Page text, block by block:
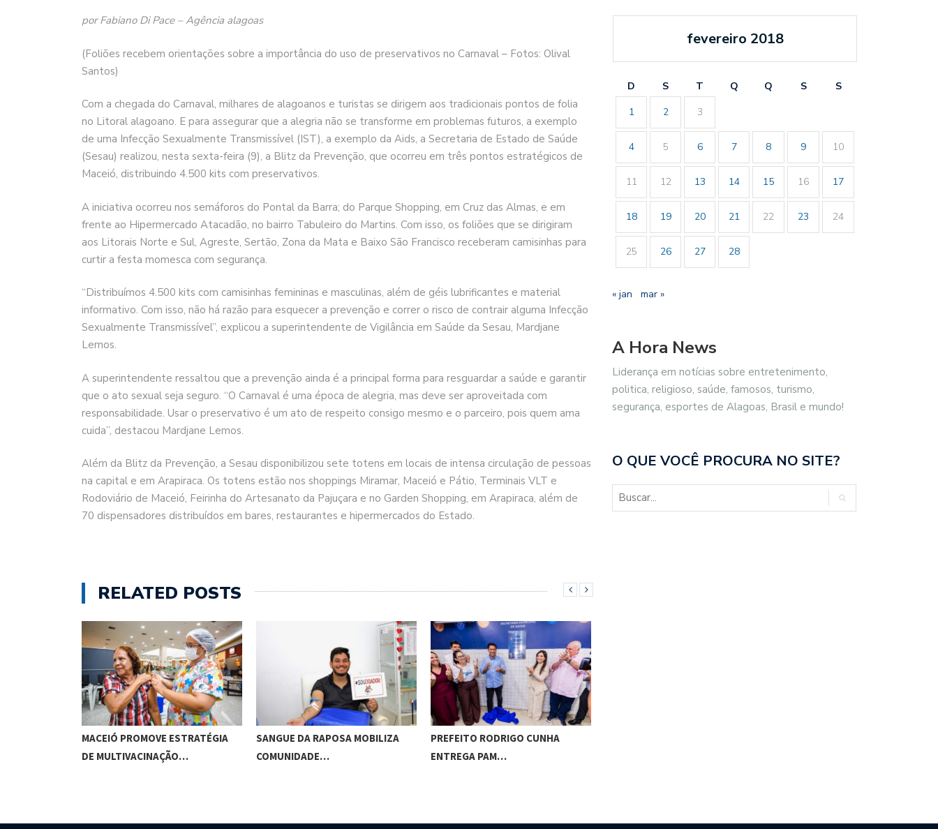
por Fabiano Di Pace – Agência alagoas
(Foliões recebem orientações sobre a importância do uso de preservativos no Carnaval – Fotos: Olival
Santos)
Com a chegada do Carnaval, milhares de alagoanos e turistas se dirigem aos tradicionais pontos de folia
no Litoral alagoano. E para assegurar que a alegria não se transforme em problemas futuros, a exemplo
de uma Infecção Sexualmente Transmissível (IST), a exemplo da Aids, a Secretaria de Estado de Saúde
(Sesau) realizou, nesta sexta-feira (9), a Blitz da Prevenção, que ocorreu em três pontos estratégicos de
Maceió, distribuindo 4.500 kits com preservativos.
A iniciativa ocorreu nos semáforos do Pontal da Barra; do Parque Shopping, em Cruz das Almas, e em
frente ao Hipermercado Atacadão, no bairro Tabuleiro do Martins. Com isso, os foliões que se dirigiram
aos Litorais Norte e Sul, Agreste, Sertão, Zona da Mata e Baixo São Francisco receberam camisinhas para
curtir a festa momesca com segurança.
“Distribuímos 4.500 kits com camisinhas femininas e masculinas, além de géis lubrificantes e material
informativo. Com isso, não há razão para esquecer a prevenção e correr o risco de contrair alguma Infecção
Sexualmente Transmissível”, explicou a superintendente de Vigilância em Saúde da Sesau, Mardjane
Lemos.
A superintendente ressaltou que a prevenção ainda é a principal forma para resguardar a saúde e garantir
que o ato sexual seja seguro. “O Carnaval é uma época de alegria, mas deve ser aproveitada com
responsabilidade. Usar o preservativo é um ato de respeito consigo mesmo e o parceiro, pois quem ama
cuida”, destacou Mardjane Lemos.
Além da Blitz da Prevenção, a Sesau disponibilizou sete totens em locais de intensa circulação de pessoas
na capital e em Arapiraca. Os totens estão nos shoppings Miramar, Maceió e Pátio, Terminais VLT e
Rodoviário de Maceió, Feirinha do Artesanato da Pajuçara e no Garden Shopping, em Arapiraca, além de
70 dispensadores distribuídos em bares, restaurantes e hipermercados do Estado.
RELATED POSTS
MACEIÓ PROMOVE ESTRATÉGIA
DE MULTIVACINAÇÃO…
SANGUE DA RAPOSA MOBILIZA
COMUNIDADE…
PREFEITO RODRIGO CUNHA
ENTREGA PAM…
fevereiro 2018
D S T Q Q S
S
1
2 3
4 5 6 7 8 9 10
11 12 13 14 15 16 17
18 19 20 21 22 23 24
25 26 27 28
« jan mar »
A Hora News
Liderança em notícias sobre entretenimento,
politica, religioso, saúde, famosos, turismo,
segurança, esportes de Alagoas, Brasil e mundo!
O QUE VOCÊ PROCURA NO SITE?